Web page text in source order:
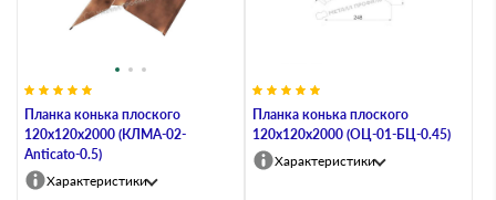
Планка конька плоского
120х120х2000 (КЛМА-02-
Anticato-0.5)
Характеристики
Планка конька плоского
120х120х2000 (ОЦ-01-БЦ-0.45)
Характеристики